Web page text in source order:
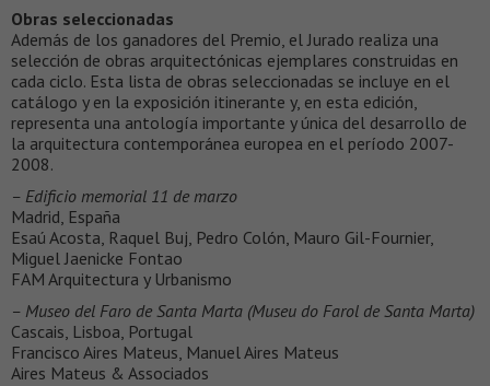
Obras seleccionadas
Además de los ganadores del Premio, el Jurado realiza una
selección de obras arquitectónicas ejemplares construidas en
cada ciclo. Esta lista de obras seleccionadas se incluye en el
catálogo y en la exposición itinerante y, en esta edición,
representa una antología importante y única del desarrollo de
la arquitectura contemporánea europea en el período 2007-
2008.
– Edificio memorial 11 de marzo
Madrid, España
Esaú Acosta, Raquel Buj, Pedro Colón, Mauro Gil-Fournier,
Miguel Jaenicke Fontao
FAM Arquitectura y Urbanismo
– Museo del Faro de Santa Marta (Museu do Farol de Santa Marta)
Cascais, Lisboa, Portugal
Francisco Aires Mateus, Manuel Aires Mateus
Aires Mateus & Associados